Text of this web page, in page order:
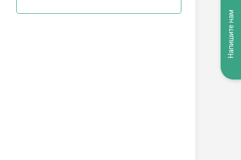
Напишите нам